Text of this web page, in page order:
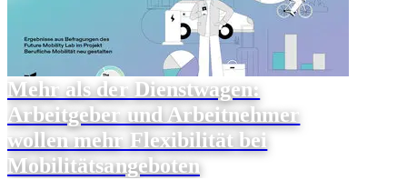
Mehr als der Dienstwagen:
Arbeitgeber und Arbeitnehmer
wollen mehr Flexibilität bei
Mobilitätsangeboten